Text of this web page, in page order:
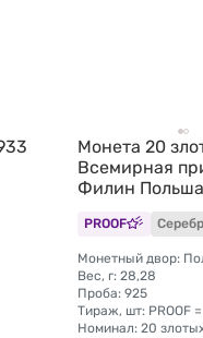
Монета 20
Всемирная
Филин Польша
PROOF
Вес, г: 28,28
Проба: 925
Тираж, шт: PROOF
Номинал: 20